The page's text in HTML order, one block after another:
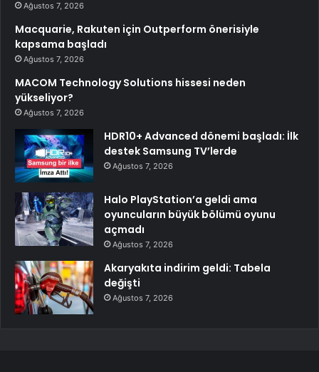
Ağustos 7, 2026
Macquarie, Rakuten için Outperform önerisiyle
kapsama başladı
Ağustos 7, 2026
MACOM Technology Solutions hissesi neden
yükseliyor?
Ağustos 7, 2026
HDR10+ Advanced dönemi başladı: İlk
destek Samsung TV’lerde
Ağustos 7, 2026
Halo PlayStation’a geldi ama
oyuncuların büyük bölümü oyunu
açmadı
Ağustos 7, 2026
Akaryakıta indirim geldi: Tabela
değişti
Ağustos 7, 2026